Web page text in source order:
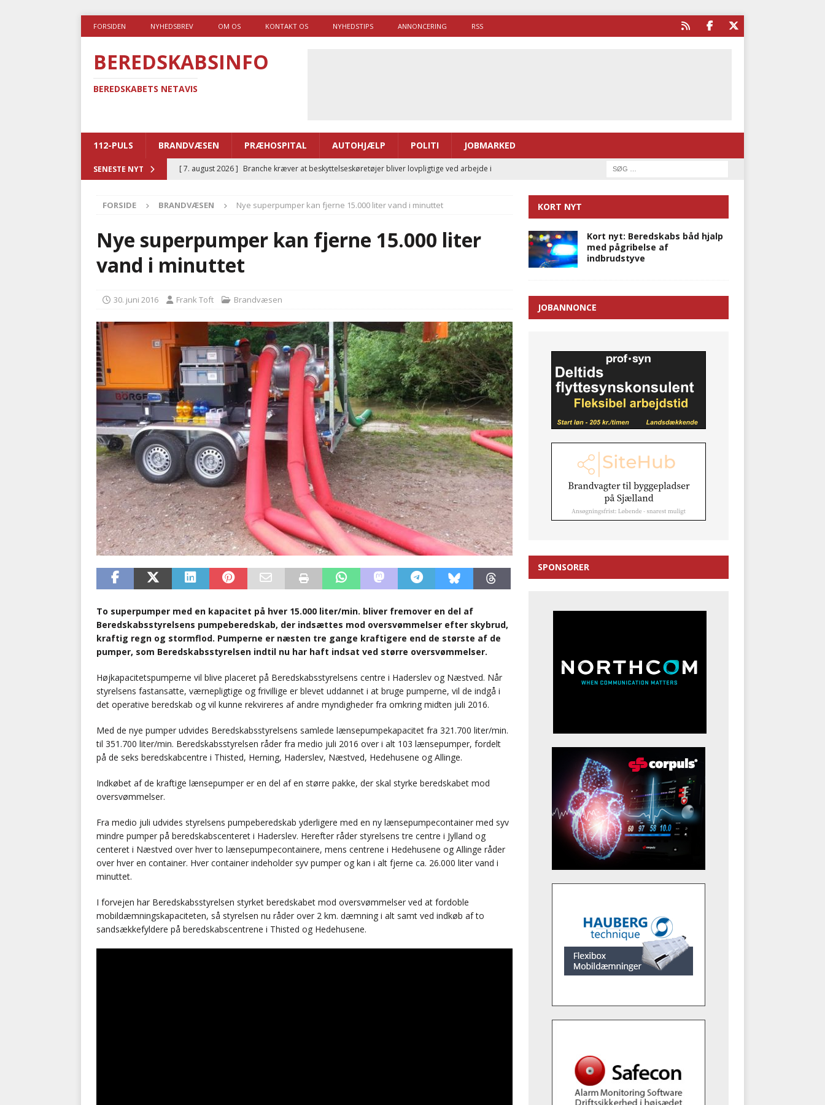
FORSIDEN NYHEDSBREV OM OS KONTAKT OS NYHEDSTIPS ANNONCERING RSS
BEREDSKABSINFO
BEREDSKABETS NETAVIS
112-PULS BRANDVÆSEN PRÆHOSPITAL AUTOHJÆLP POLITI JOBMARKED
SENESTE NYT [ 7. august 2026 ] Branche kræver at beskyttelseskøretøjer bliver lovpligtige ved arbejde i
[ 6. august 2026 ] Brandvæsenernes gennemsnitlige responstid steg med 9 sekunder i 2025
[ 5. august 2026 ]
Advarer: Udløb af sygetransporttilladelser kan sende 400.000 kørsler over
i det offentlige
PRÆHOSPITAL
[ 5. august 2026 ]
tilbudsfristen
PRÆHOSPITAL
FORSIDE BRANDVÆSEN Nye superpumper kan fjerne 15.000 liter vand i minuttet
Nye superpumper kan fjerne 15.000 liter
vand i minuttet
30. juni 2016 Frank Toft Brandvæsen
To superpumper med en kapacitet på hver 15.000 liter/min. bliver fremover en del af
Beredskabsstyrelsens pumpeberedskab, der indsættes mod oversvømmelser efter skybrud,
kraftig regn og stormflod. Pumperne er næsten tre gange kraftigere end de største af de
pumper, som Beredskabsstyrelsen indtil nu har haft indsat ved større oversvømmelser.
Højkapacitetspumperne vil blive placeret på Beredskabsstyrelsens centre i Haderslev og Næstved. Når
styrelsens fastansatte, værnepligtige og frivillige er blevet uddannet i at bruge pumperne, vil de indgå i
det operative beredskab og vil kunne rekvireres af andre myndigheder fra omkring midten juli 2016.
Med de nye pumper udvides Beredskabsstyrelsens samlede lænsepumpekapacitet fra 321.700 liter/min.
til 351.700 liter/min. Beredskabsstyrelsen råder fra medio juli 2016 over i alt 103 lænsepumper, fordelt
på de seks beredskabcentre i Thisted, Herning, Haderslev, Næstved, Hedehusene og Allinge.
Indkøbet af de kraftige lænsepumper er en del af en større pakke, der skal styrke beredskabet mod
oversvømmelser.
Fra medio juli udvides styrelsens pumpeberedskab yderligere med en ny lænsepumpecontainer med syv
mindre pumper på beredskabscenteret i Haderslev. Herefter råder styrelsens tre centre i Jylland og
centeret i Næstved over hver to lænsepumpecontainere, mens centrene i Hedehusene og Allinge råder
over hver en container. Hver container indeholder syv pumper og kan i alt fjerne ca. 26.000 liter vand i
minuttet.
I forvejen har Beredskabsstyrelsen styrket beredskabet mod oversvømmelser ved at fordoble
mobildæmningskapaciteten, så styrelsen nu råder over 2 km. dæmning i alt samt ved indkøb af to
sandsækkefyldere på beredskabscentrene i Thisted og Hedehusene.
KORT NYT
Kort nyt: Beredskabs båd hjalp
med pågribelse af
indbrudstyve
JOBANNONCE
SPONSORER